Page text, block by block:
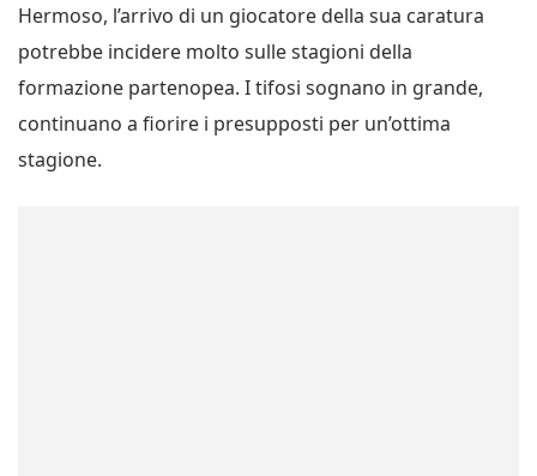
Hermoso, l’arrivo di un giocatore della sua caratura
potrebbe incidere molto sulle stagioni della
formazione partenopea. I tifosi sognano in grande,
continuano a fiorire i presupposti per un’ottima
stagione.